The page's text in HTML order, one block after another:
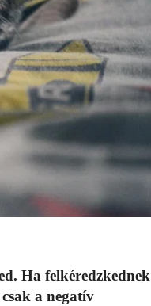
Ha felkéredzkednek
a negatív